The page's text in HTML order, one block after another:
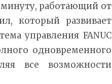
работающий от
который развивает
управления FANUC
одновременного
все возможности